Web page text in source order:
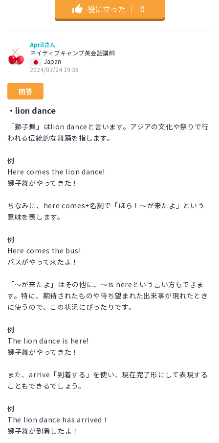
役に立った ｜ 0
Aprilさん
ネイティブキャンプ英会話講師
Japan
2024/03/24 19:36
回答
・lion dance
「獅子舞」はlion danceと言います。アジアの文化や祭りで行
われる伝統的な舞踊を指します。
例
Here comes the lion dance!
獅子舞がやってきた！
ちなみに、here comes+名詞で「ほら！～が来たよ」という
意味を表します。
例
Here comes the bus!
バスがやって来たよ！
「～が来たよ」はその他に、～is hereという言い方もできま
す。特に、期待されたものや待ち望まれた出来事が現れたとき
に使うので、この状況にぴったりです。
例
The lion dance is here!
獅子舞がやってきた！
また、arrive「到着する」を使い、現在完了形にして表現する
こともできるでしょう。
例
The lion dance has arrived！
獅子舞が到着したよ！